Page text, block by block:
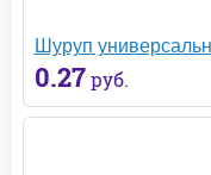
Шуруп
0.27 руб.